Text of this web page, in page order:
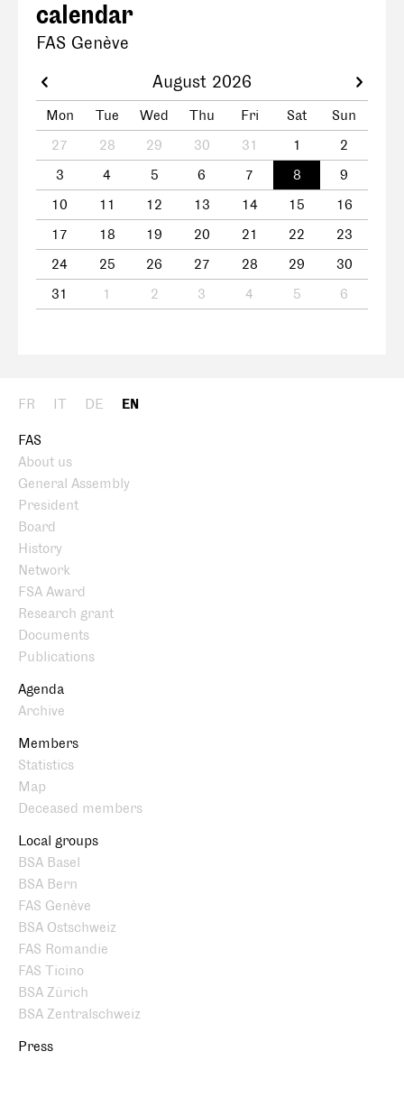
calendar
FAS Genève
August 2026
Mon Tue Wed Thu Fri Sat
Sun
27
28 29 30 31 1
2
3
4 5 6 7 8
9
10
11 12 13 14 15
16
17
18 19 20 21 22
23
24
25 26 27 28 29
30
31
1 2 3 4 5 6
FR IT DE EN
FAS
About us
General Assembly
President
Board
History
Network
FSA Award
Research grant
Documents
Publications
Agenda
Archive
Members
Statistics
Map
Deceased members
Local groups
BSA Basel
BSA Bern
FAS Genève
BSA Ostschweiz
FAS Romandie
FAS Ticino
BSA Zürich
BSA Zentralschweiz
Press